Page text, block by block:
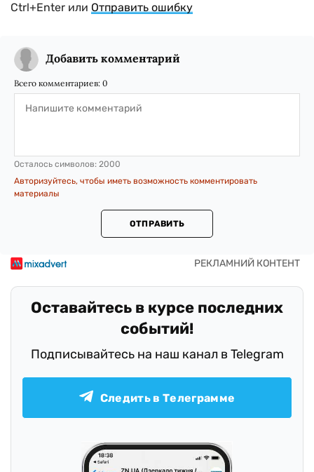
Ctrl+Enter или Отправить ошибку
Добавить комментарий
Всего комментариев: 0
Осталось символов: 2000
Авторизуйтесь, чтобы иметь возможность комментировать
материалы
ОТПРАВИТЬ
Оставайтесь в курсе последних
событий!
Подписывайтесь на наш канал в Telegram
Следить в Телеграмме